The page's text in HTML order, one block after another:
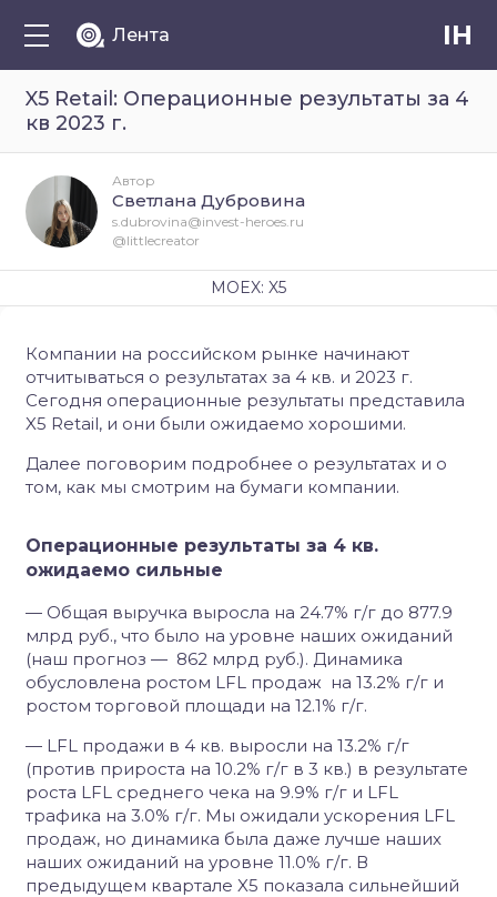
Лента IH
X5 Retail: Операционные результаты за 4
кв 2023 г.
Компании на российском рынке начинают
отчитываться о результатах за 4 кв. и 2023 г.
Сегодня операционные результаты представила
X5 Retail, и они были ожидаемо хорошими.
Далее поговорим подробнее о результатах и о
том, как мы смотрим на бумаги компании.
Операционные результаты за 4 кв.
ожидаемо сильные
— Общая выручка выросла на 24.7% г/г до 877.9
млрд руб., что было на уровне наших ожиданий
(наш прогноз — 862 млрд руб.). Динамика
обусловлена ростом LFL продаж на 13.2% г/г и
ростом торговой площади на 12.1% г/г.
— LFL продажи в 4 кв. выросли на 13.2% г/г
(против прироста на 10.2% г/г в 3 кв.) в результате
роста LFL среднего чека на 9.9% г/г и LFL
трафика на 3.0% г/г. Мы ожидали ускорения LFL
продаж, но динамика была даже лучше наших
наших ожиданий на уровне 11.0% г/г. В
предыдущем квартале X5 показала сильнейший
Автор
Светлана Дубровина
s.dubrovina@invest-heroes.ru
@littlecreator
MOEX: X5